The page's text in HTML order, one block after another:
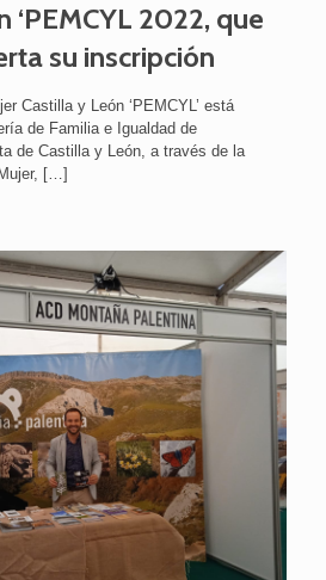
‘PEMCYL 2022, que
su inscripción
Castilla y León ‘PEMCYL’ está
de Familia e Igualdad de
de Castilla y León, a través de la
[…]